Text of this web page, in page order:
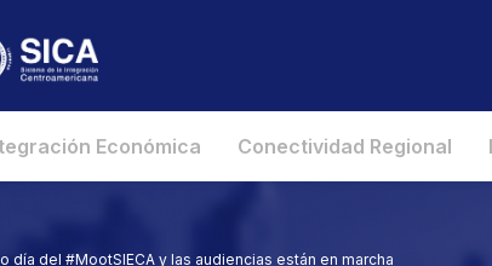
Económica Conectividad Regional
día del #MootSIECA y las audiencias están en marcha